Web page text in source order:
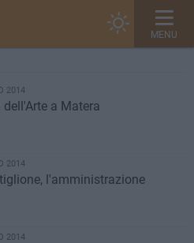
MENU
2014
a Matera
2014
l'amministrazione
2014